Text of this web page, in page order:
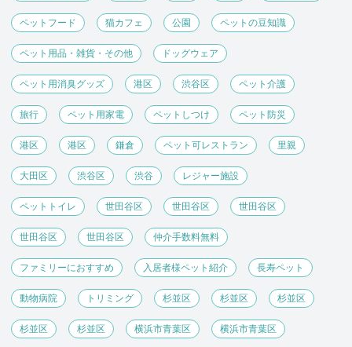
ペットフード 猫カフェ 公園 ペットの豆知識
ペット用品・雑貨・その他 ドッグウェア
ペット用消臭グッズ 港区 渋谷区 ペット介護
旅行 ペット用家電 ペットしつけ ペット防災
港区 港区 鎌倉 ペット可レストラン 里親
大田区 渋谷区 渋谷 レジャー施設
ペットトイレ 世田谷区 世田谷区 世田谷区
世田谷区 世田谷区 仲介手数料無料
ファミリーにおすすめ 入居者様ペット紹介 長寿ペット
動物病院 トリミング 杉並区 杉並区 杉並区
杉並区 杉並区 横浜市青葉区 横浜市青葉区